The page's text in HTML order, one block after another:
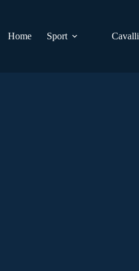
Home
Sport Cavalli